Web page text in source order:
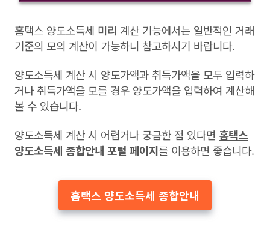
홈택스 양도소득세 미리 계산 기능에서는 일반적인 거래
기준의 모의 계산이 가능하니 참고하시기 바랍니다.
양도소득세 계산 시 양도가액과 취득가액을 모두 입력하
거나 취득가액을 모를 경우 양도가액을 입력하여 계산해
볼 수 있습니다.
양도소득세 계산 시 어렵거나 궁금한 점 있다면 홈택스
양도소득세 종합안내 포털 페이지를 이용하면 좋습니다.
홈택스 양도소득세 종합안내